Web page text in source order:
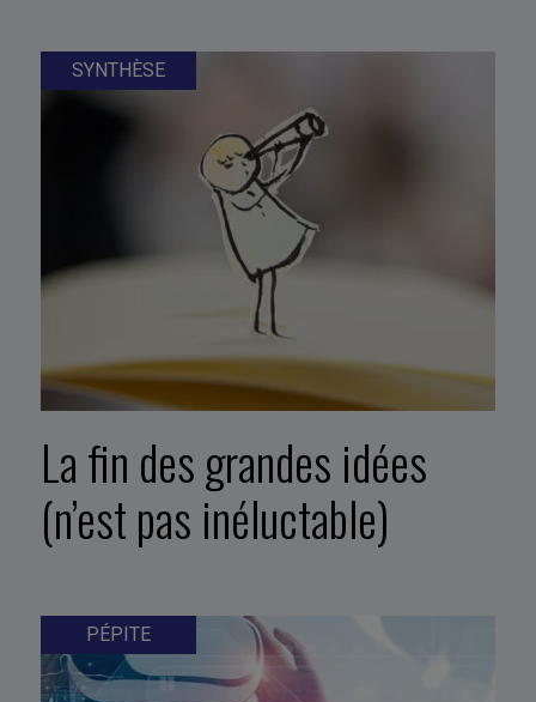
SYNTHÈSE
La fin des grandes idées
(n’est pas inéluctable)
PÉPITE